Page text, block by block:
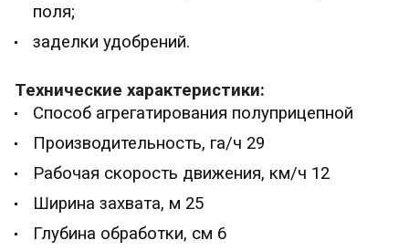
поля;
заделки удобрений.
Технические характеристики:
Способ агрегатирования полуприцепной
Производительность, га/ч 29
Рабочая скорость движения, км/ч 12
Ширина захвата, м 25
Глубина обработки, см 6